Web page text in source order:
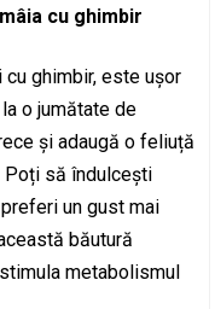
cu ghimbir
ghimbir, este ușor
o jumătate de
și adaugă o feliuță
Poți să îndulcești
un gust mai
băutură
metabolismul